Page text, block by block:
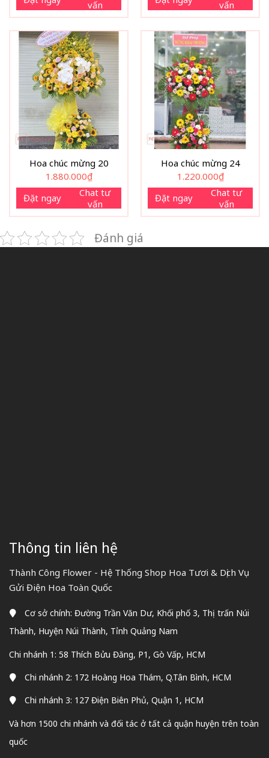
vấn
vấn
Hoa chúc mừng 20
1.880.000₫
Đặt ngay
Chat tư
vấn
Hoa chúc mừng 24
1.220.000₫
Đặt ngay
Chat tư
vấn
Đánh giá
Thông tin liên hệ
Thành Công Flower - Hệ Thống Shop Hoa Tươi & Dịch Vụ
Gửi Điện Hoa Toàn Quốc
Cơ sở chính: Đường Trần Văn Dư, Khối phố 3, Thị trấn Núi
Thành, Huyện Núi Thành, Tỉnh Quảng Nam
Chi nhánh 1: 58 Thích Bửu Đăng, P1, Gò Vấp, HCM
Chi nhánh 2: 172 Hoàng Hoa Thám, Q.Tân Bình, HCM
Chi nhánh 3: 127 Điện Biên Phủ, Quận 1, HCM
Và hơn 1500 chi nhánh và đối tác ở tất cả quận huyện trên toàn
quốc